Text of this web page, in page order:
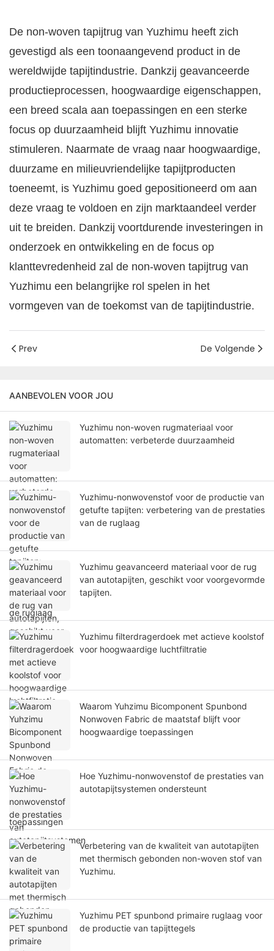
De non-woven tapijtrug van Yuzhimu heeft zich
gevestigd als een toonaangevend product in de
wereldwijde tapijtindustrie. Dankzij geavanceerde
productieprocessen, hoogwaardige eigenschappen,
een breed scala aan toepassingen en een sterke
focus op duurzaamheid blijft Yuzhimu innovatie
stimuleren. Naarmate de vraag naar hoogwaardige,
duurzame en milieuvriendelijke tapijtproducten
toeneemt, is Yuzhimu goed gepositioneerd om aan
deze vraag te voldoen en zijn marktaandeel verder
uit te breiden. Dankzij voortdurende investeringen in
onderzoek en ontwikkeling en de focus op
klanttevredenheid zal de non-woven tapijtrug van
Yuzhimu een belangrijke rol spelen in het
vormgeven van de toekomst van de tapijtindustrie.
Prev De Volgende
AANBEVOLEN VOOR JOU
Yuzhimu non-woven rugmateriaal voor
automatten: verbeterde duurzaamheid
Yuzhimu-nonwovenstof voor de productie van
getufte tapijten: verbetering van de prestaties
van de ruglaag
Yuzhimu geavanceerd materiaal voor de rug
van autotapijten, geschikt voor voorgevormde
tapijten.
Yuzhimu filterdragerdoek met actieve koolstof
voor hoogwaardige luchtfiltratie
Waarom Yuhzimu Bicomponent Spunbond
Nonwoven Fabric de maatstaf blijft voor
hoogwaardige toepassingen
Hoe Yuzhimu-nonwovenstof de prestaties van
autotapijtsystemen ondersteunt
Verbetering van de kwaliteit van autotapijten
met thermisch gebonden non-woven stof van
Yuzhimu.
Yuzhimu PET spunbond primaire ruglaag voor
de productie van tapijttegels